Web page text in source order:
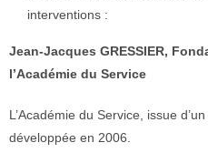
interventions :
Jean-Jacques GRESSIER,
l’Académie du Service
L’Académie du Service, issue
développée en 2006.